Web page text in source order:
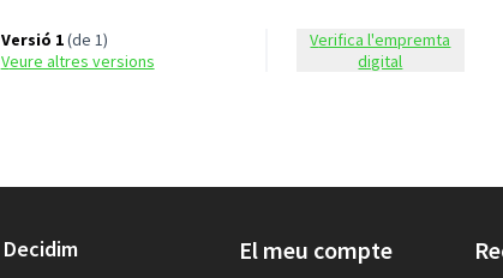
Versió 1(de 1)
veure altres versions
Verifica l'empremta
digital
Decidim El meu compte